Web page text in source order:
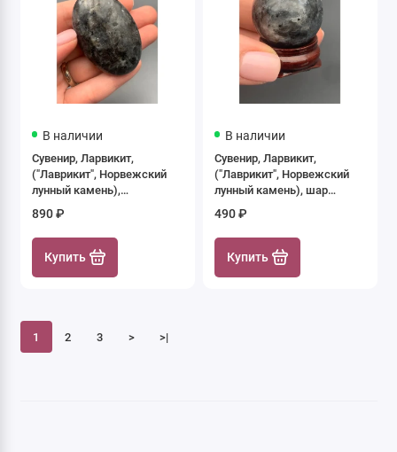
В наличии
Сувенир, Ларвикит,
("Лаврикит", Норвежский
лунный камень),
stone), овальный, размер
60х40 мм, толщина 20 мм,
цена за 1 шт.
890 ₽
Купить
В наличии
Сувенир, Ларвикит,
("Лаврикит", Норвежский
лунный камень), шар
цена за 1 шт.
490 ₽
Купить
1 2 3 > >|